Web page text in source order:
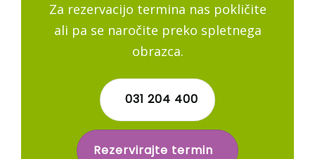
Za rezervacijo termina nas pokličite
ali pa se naročite preko spletnega
obrazca.
031 204 400
Rezervirajte termin